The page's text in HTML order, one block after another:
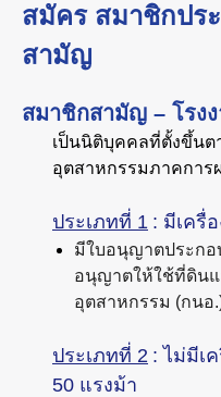
สมัคร สมาชิกปร
สามัญ
สมาชิกสามัญ – โรง
เป็นนิติบุคคลที่ตั้งขึ้นต
อุตสาหกรรมภาคการ
ประเภทที่ 1 : มีเครื่
มีใบอนุญาตประกอ
อนุญาตให้ใช้ที่ดิน
อุตสาหกรรม (กนอ
ประเภทที่ 2 : ไม่มีเ
50 แรงม้า